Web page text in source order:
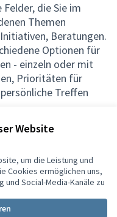
Website
um die Leistung und
Cookies ermöglichen uns,
Social-Media-Kanäle zu
die Sie im
Themen
Beratungen.
Optionen für
- einzeln oder mit
Prioritäten für
Treffen